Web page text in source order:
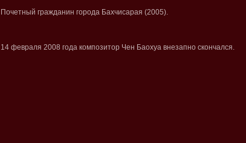
Почетный гражданин города Бахчисарая (2005).
14 февраля 2008 года композитор Чен Баохуа внезапно скончался.